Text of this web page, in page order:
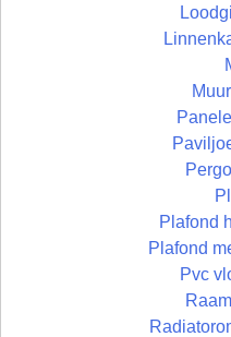
Plafond
Plafond
Pvc